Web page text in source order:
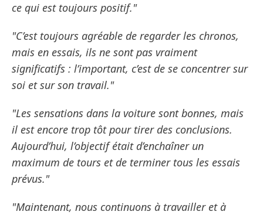
ce qui est toujours positif."
"C’est toujours agréable de regarder les chronos,
mais en essais, ils ne sont pas vraiment
significatifs : l’important, c’est de se concentrer sur
soi et sur son travail."
"Les sensations dans la voiture sont bonnes, mais
il est encore trop tôt pour tirer des conclusions.
Aujourd’hui, l’objectif était d’enchaîner un
maximum de tours et de terminer tous les essais
prévus."
"Maintenant, nous continuons à travailler et à